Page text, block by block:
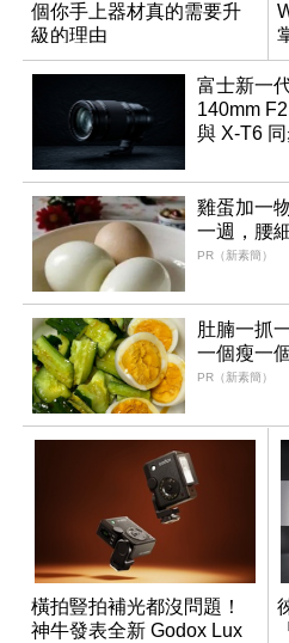
個你手上器材真的需要升
級的理由
富士新一
140mm
與 X-T6
雞蛋加一
一週，腰
PR（新素簡）
肚腩一抓
一個瘦一
PR（新素簡）
橫拍豎拍補光都沒問題！
神牛發表全新 Godox Lux